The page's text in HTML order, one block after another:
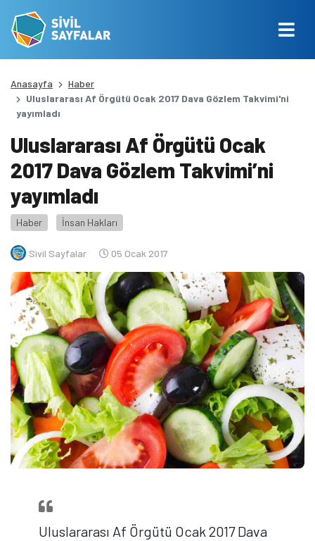
Anasayfa
Haber
Uluslararası Af Örgütü Ocak 2017 Dava Gözlem Takvimi'ni
yayımladı
Uluslararası Af Örgütü Ocak
2017 Dava Gözlem Takvimi’ni
yayımladı
Haber İnsan Hakları
Sivil Sayfalar 05 Ocak 2017
Uluslararası Af Örgütü Ocak 2017 Dava